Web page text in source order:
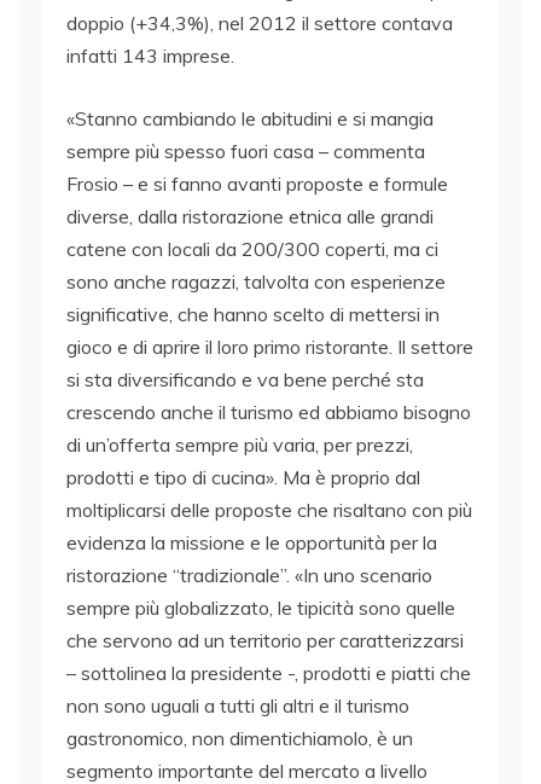
doppio (+34,3%), nel 2012 il settore contava
infatti 143 imprese.
«Stanno cambiando le abitudini e si mangia
sempre più spesso fuori casa – commenta
Frosio – e si fanno avanti proposte e formule
diverse, dalla ristorazione etnica alle grandi
catene con locali da 200/300 coperti, ma ci
sono anche ragazzi, talvolta con esperienze
significative, che hanno scelto di mettersi in
gioco e di aprire il loro primo ristorante. Il settore
si sta diversificando e va bene perché sta
crescendo anche il turismo ed abbiamo bisogno
di un’offerta sempre più varia, per prezzi,
prodotti e tipo di cucina». Ma è proprio dal
moltiplicarsi delle proposte che risaltano con più
evidenza la missione e le opportunità per la
ristorazione “tradizionale”. «In uno scenario
sempre più globalizzato, le tipicità sono quelle
che servono ad un territorio per caratterizzarsi
– sottolinea la presidente -, prodotti e piatti che
non sono uguali a tutti gli altri e il turismo
gastronomico, non dimentichiamolo, è un
segmento importante del mercato a livello